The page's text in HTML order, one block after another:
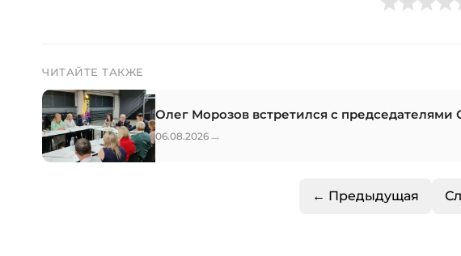
ЧИТАЙТЕ ТАКЖЕ
Олег Морозов встретился с
06.08.2026 →
← Предыдущая